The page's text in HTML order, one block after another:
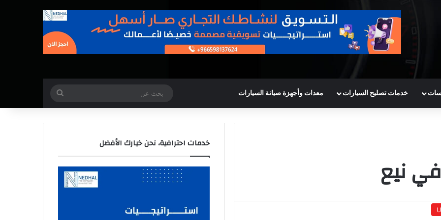
خدمات تصليح السيارات معدات وأجهزة صيانة السيارات
عن
نيع
خدمات احترافية، نحن خيارك الأفضل